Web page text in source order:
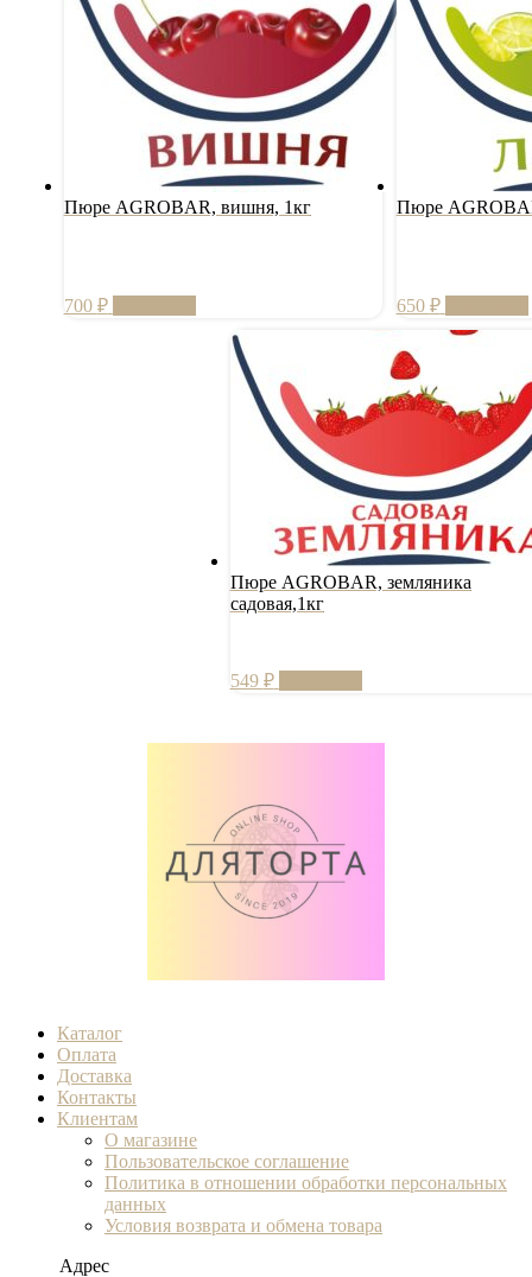
Пюре AGROBAR, вишня, 1кг
700 ₽
Пюре
650 ₽
Пюре AGROBAR, земляника
садовая,1кг
549 ₽
Каталог
Оплата
Доставка
Контакты
Клиентам
О магазине
Пользовательское соглашение
Политика в отношении обработки персональных
данных
Условия возврата и обмена товара
Адрес